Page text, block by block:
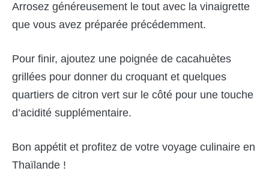
Arrosez généreusement le tout avec la vinaigrette
que vous avez préparée précédemment.
Pour finir, ajoutez une poignée de cacahuètes
grillées pour donner du croquant et quelques
quartiers de citron vert sur le côté pour une touche
d’acidité supplémentaire.
Bon appétit et profitez de votre voyage culinaire en
Thaïlande !